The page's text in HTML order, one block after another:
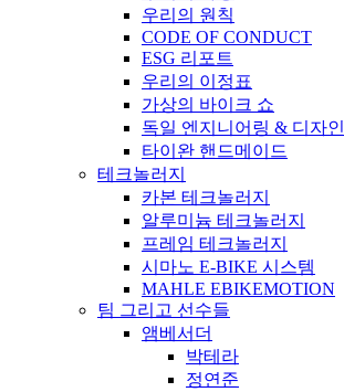
우리의 원칙
CODE OF CONDUCT
ESG 리포트
우리의 이정표
가상의 바이크 쇼
독일 엔지니어링 & 디자인
타이완 핸드메이드
테크놀러지
카본 테크놀러지
알루미늄 테크놀러지
프레임 테크놀러지
시마노 E-BIKE 시스템
MAHLE EBIKEMOTION
팀 그리고 선수들
앰베서더
박테라
정연준